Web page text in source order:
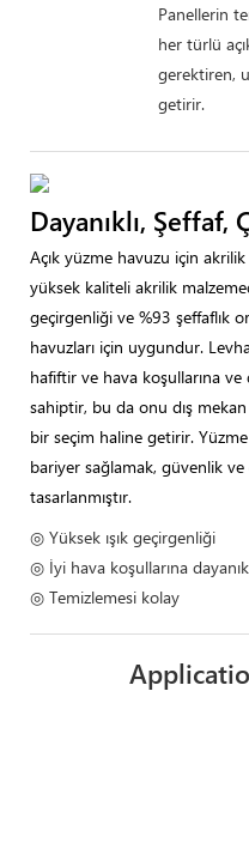
Panellerin
her türlü
gerektiren,
getirir.
Dayanıklı, Şeffaf,
Açık yüzme havuzu için
yüksek kaliteli akrilik
geçirgenliği ve %93 şeffaflık
havuzları için uygundur.
hafiftir ve hava koşullarına
sahiptir, bu da onu dış
bir seçim haline getirir.
bariyer sağlamak, güvenlik
tasarlanmıştır.
◎ Yüksek ışık geçirgenliği
◎ İyi hava koşullarına
◎ Temizlemesi kolay